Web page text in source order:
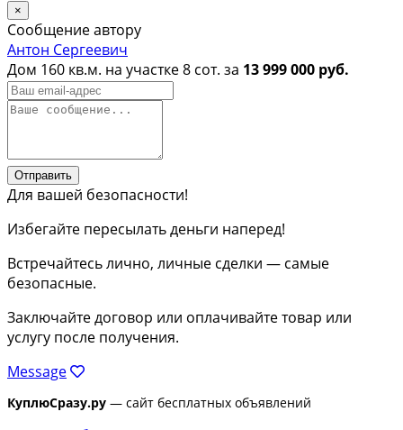
×
Сообщение автору
Антон Сергеевич
Дом 160 кв.м. на участке 8 сот. за 13 999 000 руб.
Отправить
Для вашей безопасности!
Избегайте пересылать деньги наперед!
Встречайтесь лично, личные сделки — самые
безопасные.
Заключайте договор или оплачивайте товар или
услугу после получения.
Message
КуплюСразу.ру — сайт бесплатных объявлений